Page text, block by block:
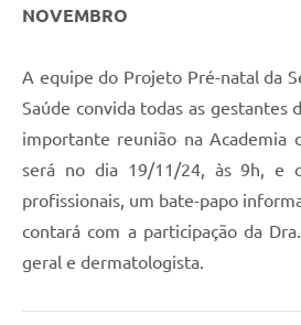
NOVEMBRO
A equipe do Projeto Pré-natal da
Saúde convida todas as gestantes
importante reunião na Academia
será no dia 19/11/24, às 9h, e
profissionais, um bate-papo
contará com a participação da
geral e dermatologista.